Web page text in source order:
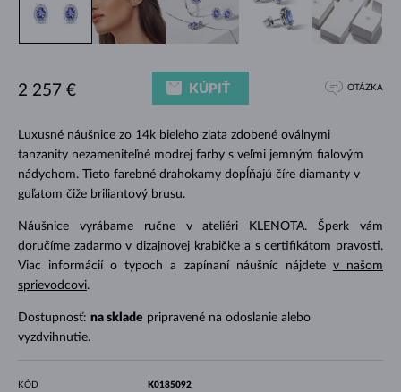
Luxusné náušnice zo 14k bieleho zlata zdobené oválnymi
tanzanity nezameniteľné modrej farby s veľmi jemným fialovým
nádychom. Tieto farebné drahokamy dopĺňajú číre diamanty v
guľatom čiže briliantový brusu.
Náušnice vyrábame ručne v ateliéri KLENOTA. Šperk vám
doručíme zadarmo v dizajnovej krabičke a s certifikátom pravosti.
Viac informácií o typoch a zapínaní náušníc nájdete v našom
sprievodcovi.
Dostupnosť: na sklade pripravené na odoslanie alebo
vyzdvihnutie.
2 257 € KÚPIŤ OTÁZKA
KÓD K0185092